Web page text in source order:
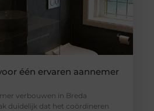
één ervaren aannemer
verbouwen in Breda
duidelijk dat het coördineren